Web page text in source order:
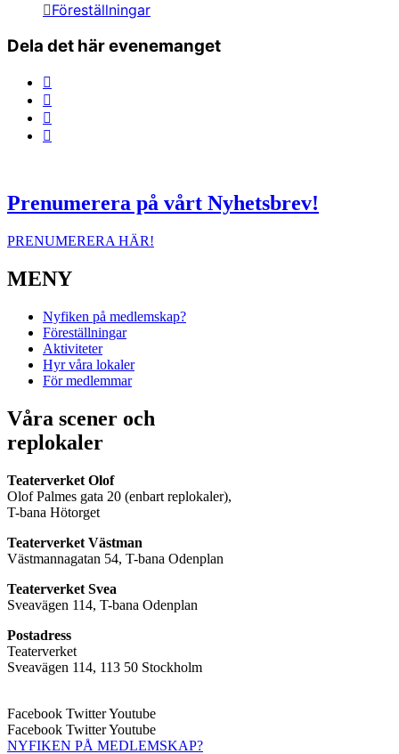
Föreställningar
Dela det här evenemanget
Prenumerera på vårt Nyhetsbrev!
PRENUMERERA HÄR!
MENY
Nyfiken på medlemskap?
Föreställningar
Aktiviteter
Hyr våra lokaler
För medlemmar
Våra scener och
replokaler
Teaterverket Olof
Olof Palmes gata 20 (enbart replokaler),
T-bana Hötorget
Teaterverket Västman
Västmannagatan 54, T-bana Odenplan
Teaterverket Svea
Sveavägen 114, T-bana Odenplan
Postadress
Teaterverket
Sveavägen 114, 113 50 Stockholm
Facebook TwitterYoutube
Facebook TwitterYoutube
NYFIKEN PÅ MEDLEMSKAP?